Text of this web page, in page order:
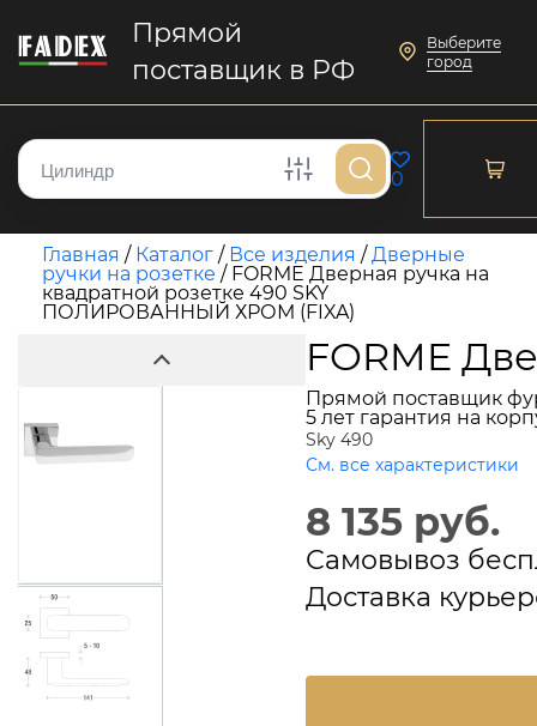
Прямой
поставщик в РФ
Выберите
город
0
Главная / Каталог / Все изделия /Дверные
ручки на розетке / FORME Дверная ручка на
квадратной розетке 490 SKY
ПОЛИРОВАННЫЙ ХРОМ (FIXA)
FORME
Прямой поставщик
5 лет гарантия на
Sky 490
См. все характеристики
8 135 руб.
Самовывоз
Доставка